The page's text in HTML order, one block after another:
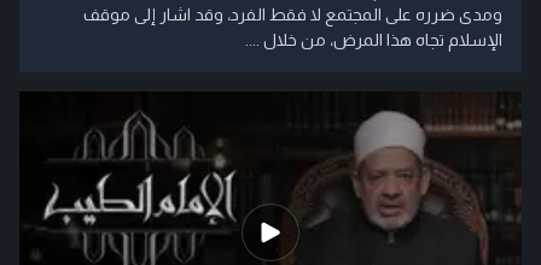
ومدى ضرره على المجتمع لا فقط الفرد، وقد اشار إلى موقف
الإسلام تجاه هذا المرض، من خلال ....